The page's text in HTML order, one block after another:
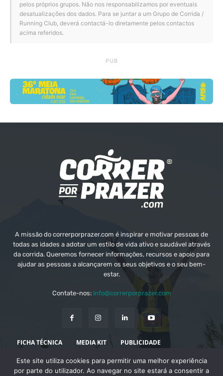
pelos próprios grupos. Não nos responsabilizamos por eventuais
desatualizações dos dados. Para se juntar a um Grupo de Corrida /
Running Club, deverá contactá-lo diretamente pelos contactos
acima referidos.
PUB
A missão do correrporprazer.com é inspirar e motivar pessoas de
todas as idades a adotar um estilo de vida ativo e saudável através
da corrida. Queremos fornecer informações, recursos e apoio para
ajudar as pessoas a alcançarem os seus objetivos e o seu bem-
estar.
Contate-nos: info@correrporprazer.com
FICHA TÉCNICA MEDIA KIT PUBLICIDADE
ADICIONAR PROVA
Este site utiliza cookies para permitir uma melhor experiência
por parte do utilizador. Ao navegar no site estará a consentir a